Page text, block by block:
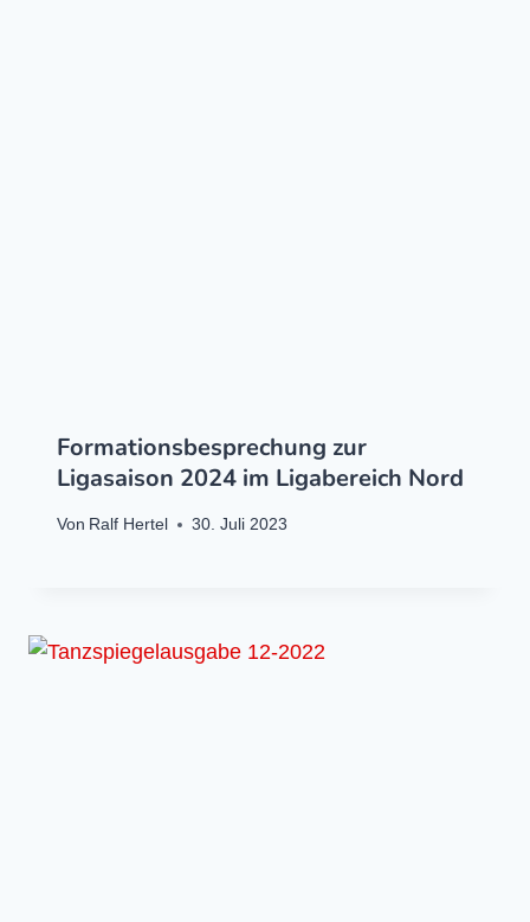
Formationsbesprechung zur
Ligasaison 2024 im Ligabereich Nord
Von Ralf Hertel 30. Juli 2023